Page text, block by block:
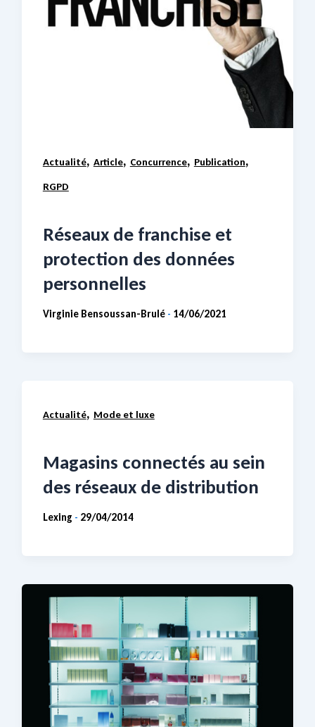
Actualité, Article, Concurrence, Publication,
RGPD
Réseaux de franchise et
protection des données
personnelles
Virginie Bensoussan-Brulé - 14/06/2021
Actualité, Mode et luxe
Magasins connectés au sein
des réseaux de distribution
Lexing - 29/04/2014